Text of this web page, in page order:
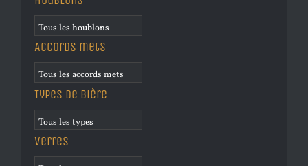
Accords mets
Types de bière
Verres